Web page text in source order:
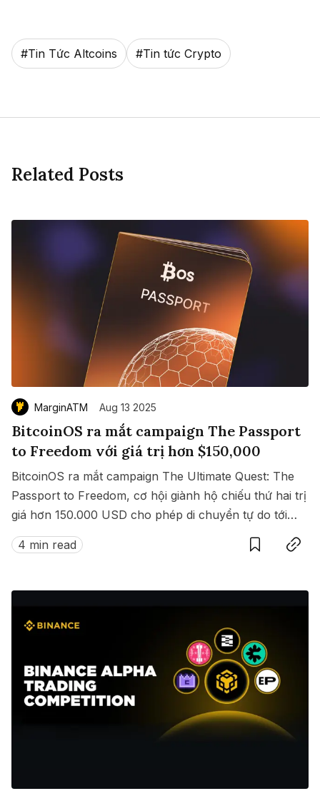
#Tin Tức Altcoins #Tin tức Crypto
Related Posts
MarginATM Aug 13 2025
BitcoinOS ra mắt campaign The Passport
to Freedom với giá trị hơn $150,000
BitcoinOS ra mắt campaign The Ultimate Quest: The
Passport to Freedom, cơ hội giành hộ chiếu thứ hai trị
giá hơn 150.000 USD cho phép di chuyển tự do tới
hàng loạt quốc gia không cần visa.
4 min read
SaveCopy link